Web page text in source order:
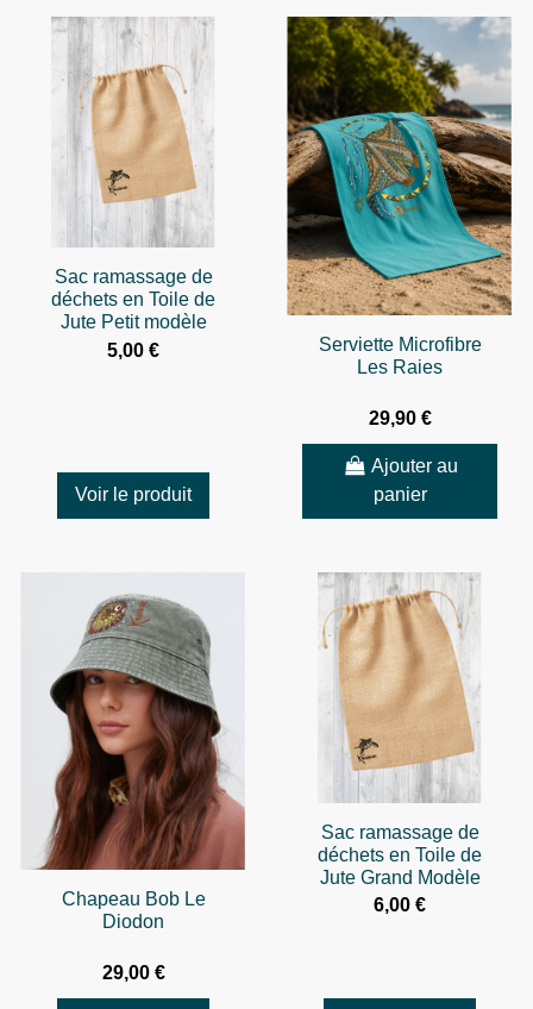
Sac ramassage de
déchets en Toile de
Jute Petit modèle
5,00 €
Voir le produit
Serviette Microfibre
Les Raies
29,90 €
Ajouter au
panier
Chapeau Bob Le
Diodon
29,00 €
Sac ramassage de
déchets en Toile de
Jute Grand Modèle
6,00 €